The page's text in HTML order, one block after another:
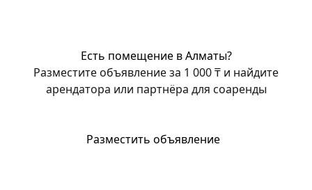
Есть помещение в Алматы?
Разместите объявление за 1 000 ₸ и найдите
арендатора или партнёра для соаренды
Разместить объявление